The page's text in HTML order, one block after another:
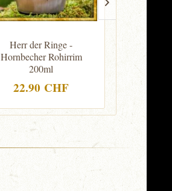
Herr der Ringe -
Hornbecher Rohirrim
200ml
22.90 CHF